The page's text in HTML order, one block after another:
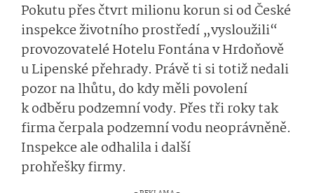
Pokutu přes čtvrt milionu korun si od České
inspekce životního prostředí „vysloužili“
provozovatelé Hotelu Fontána v Hrdoňově
u Lipenské přehrady. Právě ti si totiž nedali
pozor na lhůtu, do kdy měli povolení
k odběru podzemní vody. Přes tři roky tak
firma čerpala podzemní vodu neoprávněně.
Inspekce ale odhalila i další
prohřešky firmy.